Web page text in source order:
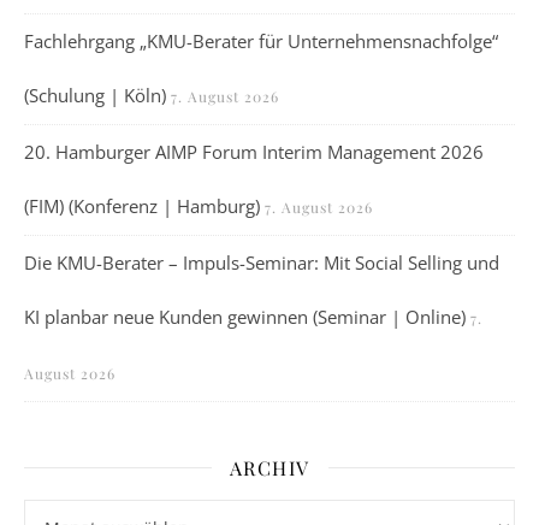
Fachlehrgang „KMU-Berater für Unternehmensnachfolge“
(Schulung | Köln) 7. August 2026
20. Hamburger AIMP Forum Interim Management 2026
(FIM) (Konferenz | Hamburg) 7. August 2026
Die KMU-Berater – Impuls-Seminar: Mit Social Selling und
KI planbar neue Kunden gewinnen (Seminar | Online) 7.
August 2026
ARCHIV